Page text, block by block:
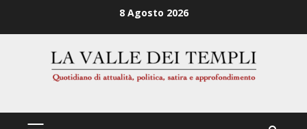
8 Agosto 2026